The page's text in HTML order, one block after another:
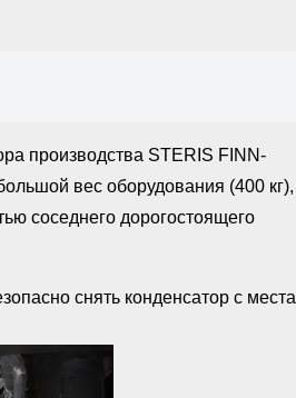
производства STERIS FINN-
вес оборудования (400 кг),
соседнего дорогостоящего
снять конденсатор с места